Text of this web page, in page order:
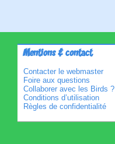
Mentions & contact
Contacter le webmaster
Foire aux questions
Collaborer avec les Birds ?
Conditions d’utilisation
Règles de confidentialité